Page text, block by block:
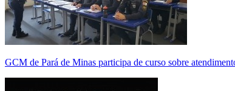
GCM de Pará de Minas participa de curso sobre